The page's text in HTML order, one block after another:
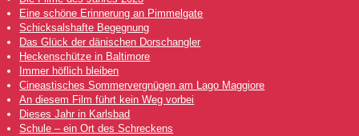
Eine schöne Erinnerung an Pimmelgate
Schicksalshafte Begegnung
Das Glück der dänischen Dorschangler
Heckenschütze in Baltimore
Immer höflich bleiben
Cineastisches Sommervergnügen am Lago Maggiore
An diesem Film führt kein Weg vorbei
Dieses Jahr in Karlsbad
Schule – ein Ort des Schreckens